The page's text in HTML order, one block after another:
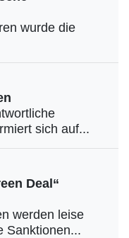
wurde die
sich auf...
Deal“
werden leise
Sanktionen...